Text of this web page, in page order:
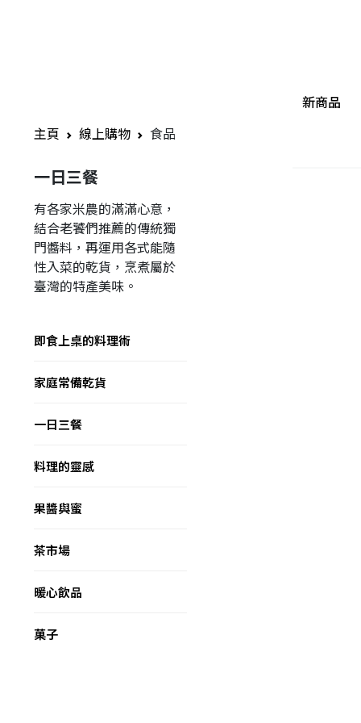
新商品
主頁
線上購物 食品
一日三餐
有各家米農的滿滿心意，
結合老饕們推薦的傳統獨
門醬料，再運用各式能隨
性入菜的乾貨，烹煮屬於
臺灣的特產美味。
即食上桌的料理術
家庭常備乾貨
一日三餐
料理的靈感
果醬與蜜
茶市場
暖心飲品
菓子